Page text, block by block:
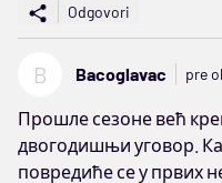
Odgovori
B Bacoglavac pre
Прошле сезоне већ
двогодишњи уговор.
повредиће се у првих